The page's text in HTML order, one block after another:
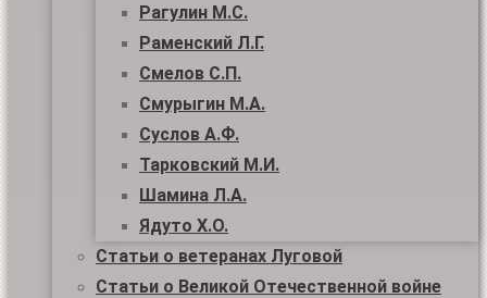
Рагулин М.С.
Раменский Л.Г.
Смелов С.П.
Смурыгин М.А.
Суслов А.Ф.
Тарковский М.И.
Шамина Л.А.
Ядуто Х.О.
Статьи о ветеранах Луговой
Статьи о Великой Отечественной войне